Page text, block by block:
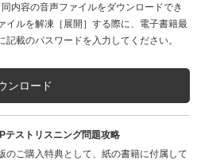
内容の音声ファイルをダウンロードでき
イルを解凍［展開］する際に、電子書籍最
記載のパスワードを入力してください。
ンロード
テストリスニング問題攻略
のご購入特典として、紙の書籍に付属して